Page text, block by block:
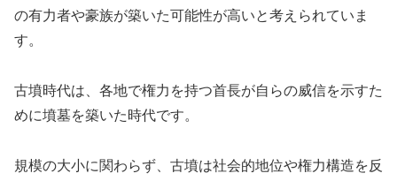
の有力者や豪族が築いた可能性が高いと考えられていま
す。
古墳時代は、各地で権力を持つ首長が自らの威信を示すた
めに墳墓を築いた時代です。
規模の大小に関わらず、古墳は社会的地位や権力構造を反